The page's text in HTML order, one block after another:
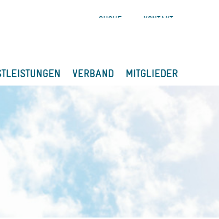
SUCHE KONTAKT
VERBAND MITGLIEDER